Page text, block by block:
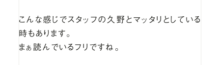
こんな感じでスタッフの久野とマッタリとしている
時もあります。
まぁ読んでいるフリですね。